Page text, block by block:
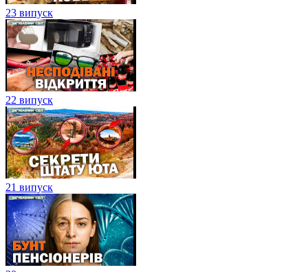
23 випуск
22 випуск
21 випуск